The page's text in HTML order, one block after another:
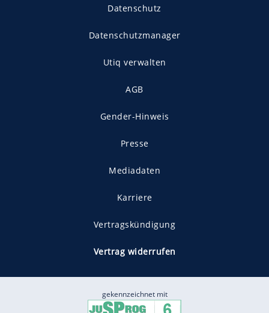
Datenschutz
Datenschutzmanager
Utiq verwalten
AGB
Gender-Hinweis
Presse
Mediadaten
Karriere
Vertragskündigung
Vertrag widerrufen
gekennzeichnet mit